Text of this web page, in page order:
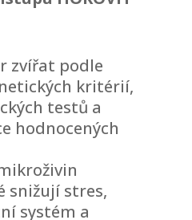
zvířat podle
kritérií,
testů a
hodnocených
snižují stres,
systém a